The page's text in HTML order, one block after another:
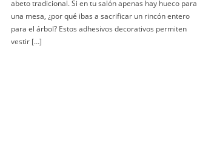
abeto tradicional. Si en tu salón apenas hay hueco para
una mesa, ¿por qué ibas a sacrificar un rincón entero
para el árbol? Estos adhesivos decorativos permiten
vestir […]